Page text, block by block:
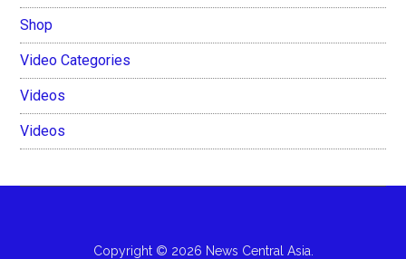
Shop
Video Categories
Videos
Videos
Copyright © 2026 News Central Asia.